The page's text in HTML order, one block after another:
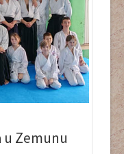
u Zemunu